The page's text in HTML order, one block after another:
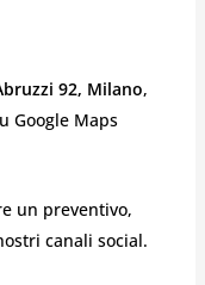
92, Milano,
Google Maps
un preventivo,
canali social.